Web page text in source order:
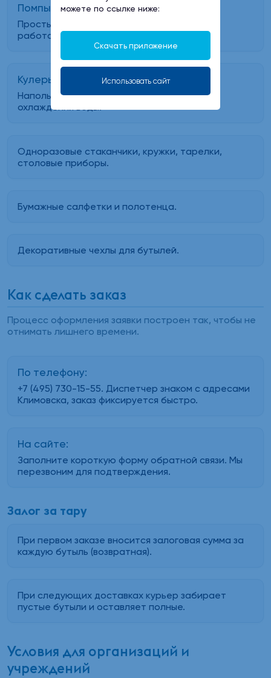
Помпы:
Простые механические насадки на бутыль,
работают без электричества.
Кулеры:
Напольные и настольные для нагрева и
охлаждения воды.
Одноразовые стаканчики, кружки, тарелки,
столовые приборы.
Бумажные салфетки и полотенца.
Декоративные чехлы для бутылей.
Как сделать заказ
Процесс оформления заявки построен так, чтобы не
отнимать лишнего времени.
По телефону:
+7 (495) 730-15-55. Диспетчер знаком с адресами
Климовска, заказ фиксируется быстро.
На сайте:
Заполните короткую форму обратной связи. Мы
перезвоним для подтверждения.
Залог за тару
При первом заказе вносится залоговая сумма за
каждую бутыль (возвратная).
При следующих доставках курьер забирает
пустые бутыли и оставляет полные.
Условия для организаций и
учреждений
можете по ссылке ниже:
Скачать приложение
Использовать сайт